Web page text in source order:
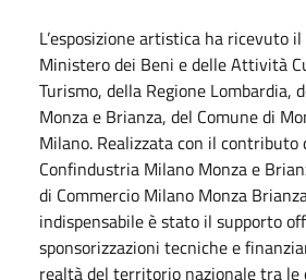
L’esposizione artistica ha ricevuto
Ministero dei Beni e delle Attività
Turismo, della Regione Lombardia,
Monza e Brianza, del Comune di
Milano. Realizzata con il contributo
Confindustria Milano Monza e
di Commercio Milano Monza
indispensabile è stato il supporto
sponsorizzazioni tecniche e
realtà del territorio nazionale tra le